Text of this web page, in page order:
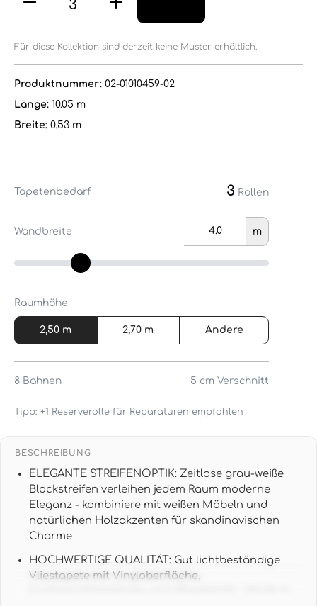
Für diese Kollektion sind derzeit keine Muster erhältlich.
Produktnummer: 02-01010459-02
Länge: 10.05 m
Breite: 0.53 m
Tapetenbedarf 3 Rollen
Wandbreite m
Raumhöhe
2,50 m 2,70 m Andere
8 Bahnen 5 cm Verschnitt
Tipp: +1 Reserverolle für Reparaturen empfohlen
BESCHREIBUNG
ELEGANTE STREIFENOPTIK: Zeitlose grau-weiße
Blockstreifen verleihen jedem Raum moderne
Eleganz - kombiniere mit weißen Möbeln und
natürlichen Holzakzenten für skandinavischen
Charme
HOCHWERTIGE QUALITÄT: Gut lichtbeständige
Vliestapete mit Vinyloberfläche,